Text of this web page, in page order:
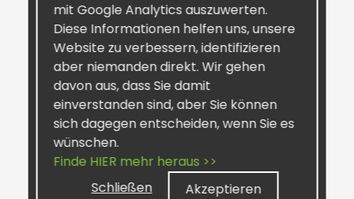
SiselRIPT™ Sunburst
Pro-Grade Post-Workout
mit Google Analytics auszuwerten.
Diese Informationen helfen uns, unsere
Website zu verbessern, identifizieren
aber niemanden direkt. Wir gehen
davon aus, dass Sie damit
einverstanden sind, aber Sie können
sich dagegen entscheiden, wenn Sie es
wünschen.
Finde HIER mehr heraus >>
Schließen
Akzeptieren